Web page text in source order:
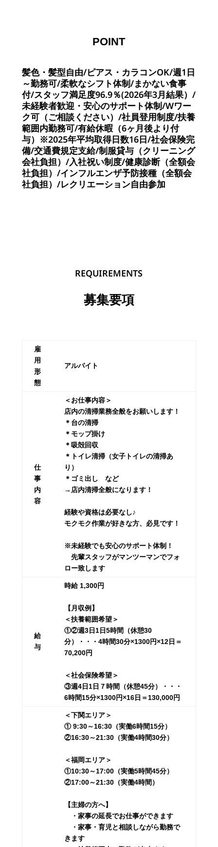
POINT
髪色・髪型自由/ピアス・カラコンOK/週1日
～勤務可/柔軟なシフト体制/まかない食事
付/スタッフ満足度96.9％(2026年3月結果）/
未経験者歓迎・安心のサポート体制/Wワー
ク可（ご相談ください）/社員登用制度/扶養
範囲内勤務可/有給休暇（6ヶ月後より付
与）※2025年平均取得日数16日/社会保険完
備/交通費規定支給/制服貸与（クリーニング
会社負担）/入社祝い制度/健康診断（全額会
社負担）/インフルエンザ予防接種（全額会
社負担）/レクリエーション自由参加
REQUIREMENTS
募集要項
雇
用
形
態
アルバイト
仕
事
内
容
＜お仕事内容＞
店内の清掃業務全般をお願いします！
＊台の清掃
＊モップ掛け
＊吸殻回収
＊トイレ清掃（女子トイレの清掃あ
り）
＊ゴミ出し など
→店内清掃全般になります！
経験や資格は必要なし♪
モクモク作業が好きな方、必見です！
※未経験でも安心のサポート体制！
先輩スタッフがマンツーマンでフォ
ロー致します
給
与
時給 1,300円
【月収例】
＜扶養範囲希望＞
①②週3日1日5時間（休憩30
分）・・・4時間30分×1300円×12日＝
70,200円
＜社会保険希望＞
③週4日1日７時間（休憩45分）・・・
6時間15分×1300円×16日＝130,000円
＜下関エリア＞
① 9:30～16:30（実働6時間15分）
②16:30～21:30（実働4時間30分）
＜福岡エリア＞
①10:30～17:00（実働5時間45分）
②17:00～21:30（実働4時間）
【主婦の方へ】
・家事の延長でお仕事ができます
・家事・育児と相談しながら勤務で
きます